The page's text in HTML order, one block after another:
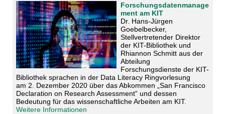
Forschungsdatenmanage
ment am KIT
Dr. Hans-Jürgen
Goebelbecker,
Stellvertretender Direktor
der KIT-Bibliothek und
Rhiannon Schmitt aus der
Abteilung
Forschungsdienste der KIT-
Bibliothek sprachen in der Data Literacy Ringvorlesung
am 2. Dezember 2020 über das Abkommen „San Francisco
Declaration on Research Assessment“ und dessen
Bedeutung für das wissenschaftliche Arbeiten am KIT.
Weitere Informationen